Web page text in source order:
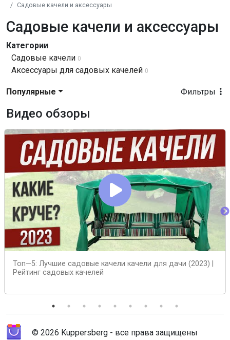
Садовые качели и аксессуары
Садовые качели и аксессуары
Категории
Садовые качели 0
Аксессуары для садовых качелей 0
Фильтры
Популярные
Видео обзоры
Топ—5: Лучшие садовые качели качели для дачи (2023) |
Рейтинг садовых качелей
© 2026 Kuppersberg - все права защищены